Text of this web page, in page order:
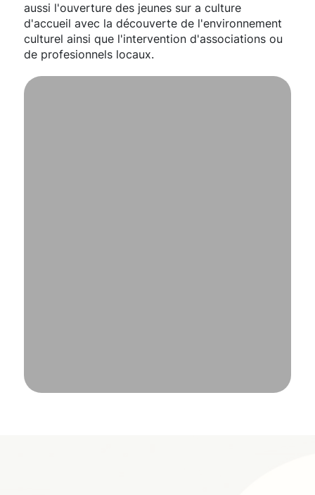
aussi l'ouverture des jeunes sur a culture
d'accueil avec la découverte de l'environnement
culturel ainsi que l'intervention d'associations ou
de profesionnels locaux.